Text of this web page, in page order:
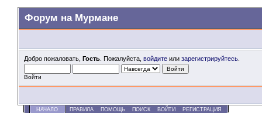
Форум на Мурмане
Добро пожаловать, Гость . Пожалуйста, войдите или зарегистрируйтесь
Войти
НАЧАЛО ПРАВИЛА ПОМОЩЬ ПОИСК ВОЙТИ РЕГИСТРАЦИЯ